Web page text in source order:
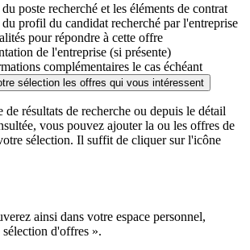
poste recherché et les éléments de contrat
profil du candidat recherché par l'entreprise
pour répondre à cette offre
de l'entreprise (si présente)
complémentaires le cas échéant
sélection les offres qui vous intéressent
de résultats de recherche ou depuis le détail
vous pouvez ajouter la ou les offres de
sélection. Il suffit de cliquer sur l'icône
ainsi dans votre espace personnel,
d'offres ».